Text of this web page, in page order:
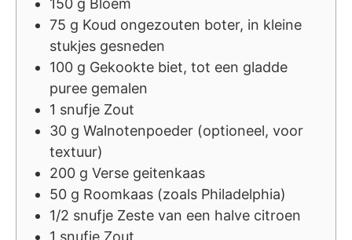
150 g Bloem
75 g Koud ongezouten boter, in kleine
stukjes gesneden
100 g Gekookte biet, tot een gladde
puree gemalen
1 snufje Zout
30 g Walnotenpoeder (optioneel, voor
textuur)
200 g Verse geitenkaas
50 g Roomkaas (zoals Philadelphia)
1/2 snufje Zeste van een halve citroen
1 snufje Zout